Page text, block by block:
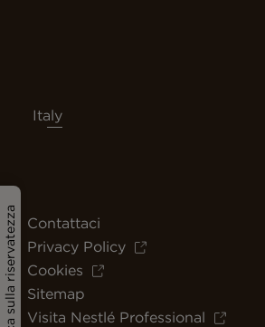
Politica sulla riservatezza
Italy
Contattaci
Privacy Policy
Cookies
Sitemap
Visita Nestlé Professional